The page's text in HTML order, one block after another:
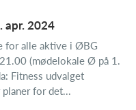
apr. 2024
for alle aktive i ØBG
(mødelokale Ø på 1.
Fitness udvalget
for det...